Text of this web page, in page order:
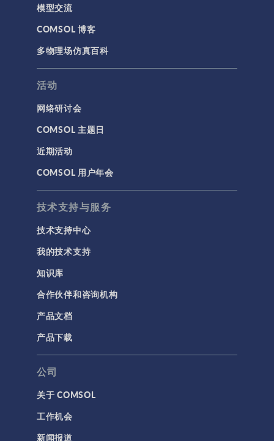
模型交流
COMSOL 博客
多物理场仿真百科
活动
网络研讨会
COMSOL 主题日
近期活动
COMSOL 用户年会
技术支持与服务
技术支持中心
我的技术支持
知识库
合作伙伴和咨询机构
产品文档
产品下载
公司
关于 COMSOL
工作机会
新闻报道